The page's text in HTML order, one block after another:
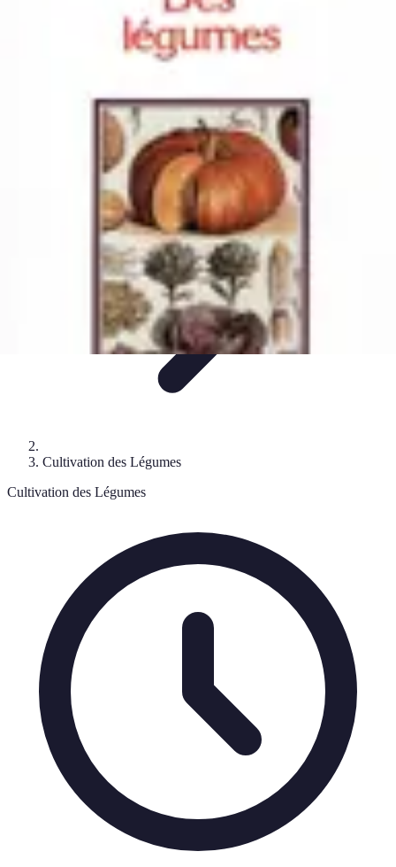
Choix des LégumesCultivationCultivation
Astuces et Conseils
Guide Légumes
Cultivation des Légumes
Cultivation des Légumes